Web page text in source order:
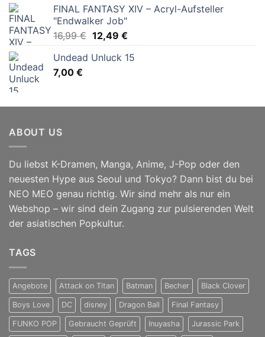
FINAL FANTASY XIV – Acryl-Aufsteller
"Endwalker Job"
16,99€ Ursprünglicher
war:
12,49 €Aktueller
ist:
Undead Unluck 15
7,00 €
ABOUT US
Du liebst K-Dramen, Manga, Anime, J-Pop oder den
neuesten Hype aus Seoul und Tokyo? Dann bist du bei
NEO MEO genau richtig. Wir sind mehr als nur ein
Webshop – wir sind dein Zugang zur pulsierenden Welt
der asiatischen Popkultur.
TAGS
Angebote Attack on Titan Batman Becher Black Clover
Boys Love DC disney Dragon Ball Final Fantasy
FUNKO POP Gebraucht Geprüft Inuyasha Jurassic Park